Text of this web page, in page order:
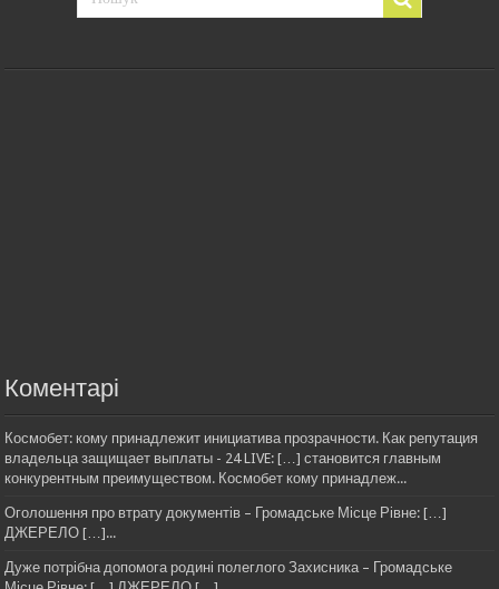
Коментарі
Космобет: кому принадлежит инициатива прозрачности. Как репутация
владельца защищает выплаты - 24 LIVE: […] становится главным
конкурентным преимуществом. Космобет кому принадлеж...
Оголошення про втрату документів – Громадське Місце Рівне: […]
ДЖЕРЕЛО […]...
Дуже потрібна допомога родині полеглого Захисника – Громадське